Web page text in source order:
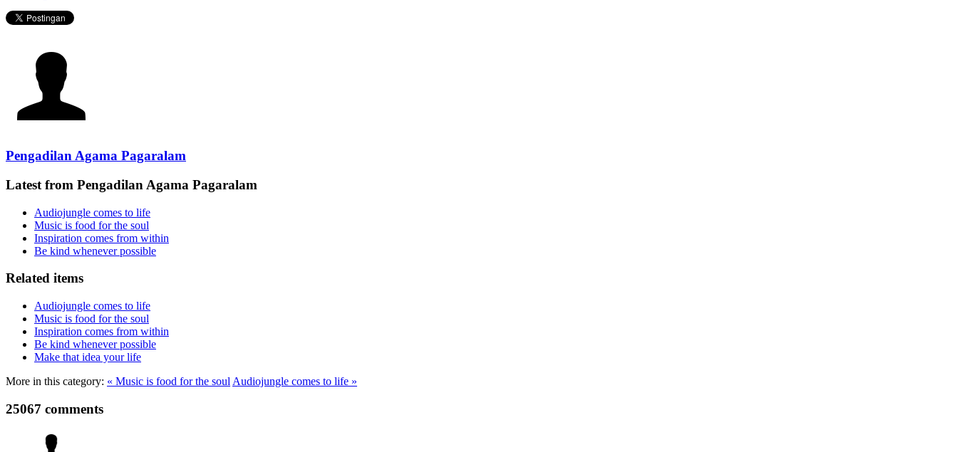
Pengadilan Agama Pagaralam
Latest from Pengadilan Agama Pagaralam
Audiojungle comes to life
Music is food for the soul
Inspiration comes from within
Be kind whenever possible
Related items
Audiojungle comes to life
Music is food for the soul
Inspiration comes from within
Be kind whenever possible
Make that idea your life
More in this category: « Music is food for the soul Audiojungle comes to life »
25067 comments